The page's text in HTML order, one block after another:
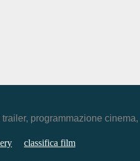
programmazione
classifica film